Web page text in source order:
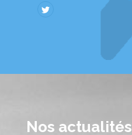
Nos actualités